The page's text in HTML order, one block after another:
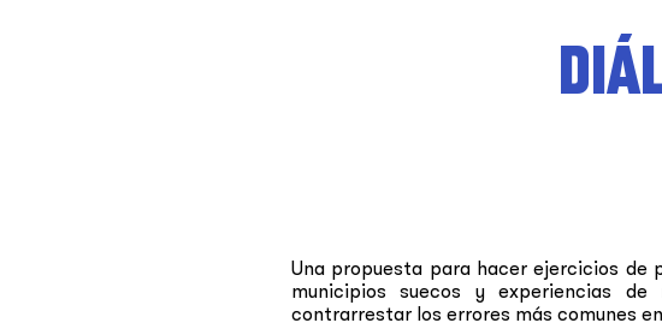
Una propuesta para hacer ejercicios de
municipios suecos y experiencias
contrarrestar los errores más comunes